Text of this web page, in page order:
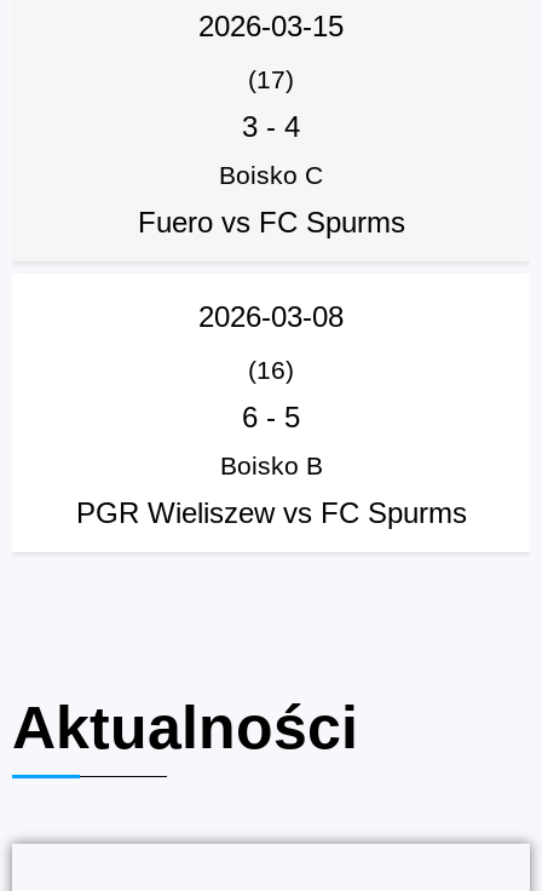
2026-03-15
(17)
3 - 4
Boisko C
Fuero vs FC Spurms
2026-03-08
(16)
6 - 5
Boisko B
PGR Wieliszew vs FC Spurms
Aktualności